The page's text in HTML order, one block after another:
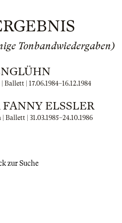
Tonbandwiedergaben)
Ballett | 17.06.1984–16.12.1984
ELSSLER
Ballett | 31.03.1985–24.10.1986
zur Suche